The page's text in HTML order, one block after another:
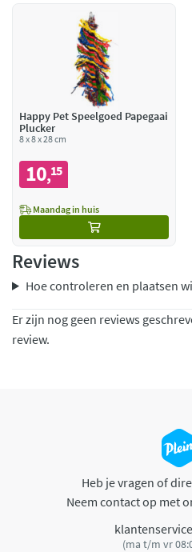
Happy Pet Speelgoed Papegaai
Plucker
8 x 8 x 28 cm
10,15
Maandag in huis
Reviews
Hoe controleren en plaatsen
Er zijn nog geen reviews
review.
Heb je vragen of
Neem contact op met
(ma t/m vr